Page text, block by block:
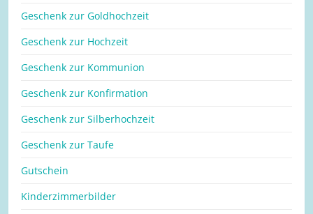
Geschenk zur Goldhochzeit
Geschenk zur Hochzeit
Geschenk zur Kommunion
Geschenk zur Konfirmation
Geschenk zur Silberhochzeit
Geschenk zur Taufe
Gutschein
Kinderzimmerbilder